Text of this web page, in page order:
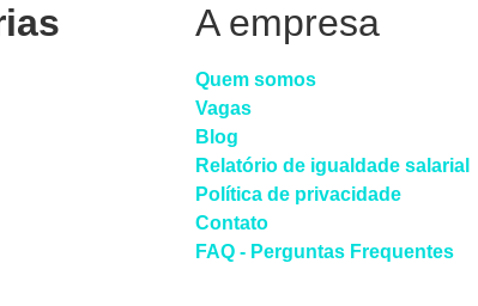
A empresa
Quem somos
Vagas
Blog
Relatório de igualdade salarial
Política de privacidade
Contato
FAQ - Perguntas Frequentes